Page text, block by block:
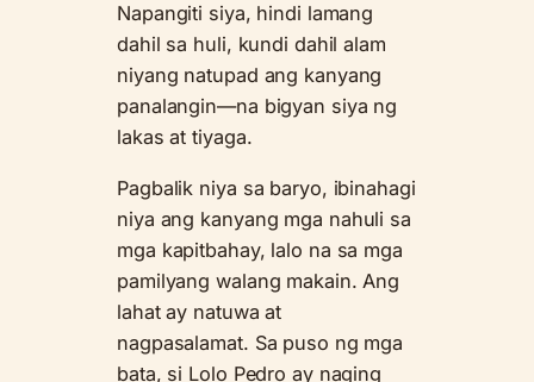
Napangiti siya, hindi lamang
dahil sa huli, kundi dahil alam
niyang natupad ang kanyang
panalangin—na bigyan siya ng
lakas at tiyaga.
Pagbalik niya sa baryo, ibinahagi
niya ang kanyang mga nahuli sa
mga kapitbahay, lalo na sa mga
pamilyang walang makain. Ang
lahat ay natuwa at
nagpasalamat. Sa puso ng mga
bata, si Lolo Pedro ay naging